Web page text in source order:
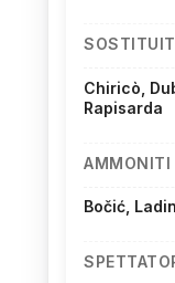
Chiricò,
Rapisarda
AMMONITI
Bočić,